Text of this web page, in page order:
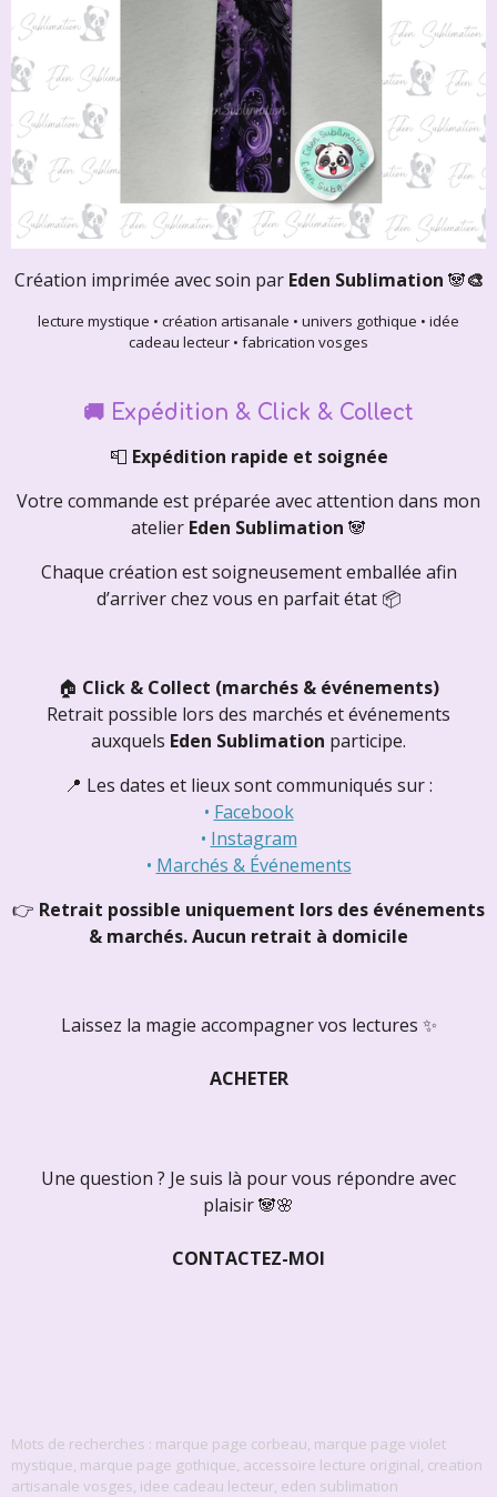
Création imprimée avec soin par Eden Sublimation 🐼🎨
lecture mystique • création artisanale • univers gothique • idée
cadeau lecteur • fabrication vosges
🚚 Expédition & Click & Collect
📮 Expédition rapide et soignée
Votre commande est préparée avec attention dans mon
atelier Eden Sublimation 🐼
Chaque création est soigneusement emballée afin
d’arriver chez vous en parfait état 📦
🏠 Click & Collect (marchés & événements)
Retrait possible lors des marchés et événements
auxquels Eden Sublimation participe.
📍 Les dates et lieux sont communiqués sur :
• Facebook
• Instagram
• Marchés & Événements
👉 Retrait possible uniquement lors des événements
& marchés.Aucun retrait à domicile
Laissez la magie accompagner vos lectures ✨
ACHETER
Une question ? Je suis là pour vous répondre avec
plaisir 🐼🌸
CONTACTEZ-MOI
Mots de recherches : marque page corbeau, marque page violet
mystique, marque page gothique, accessoire lecture original, creation
artisanale vosges, idee cadeau lecteur, eden sublimation